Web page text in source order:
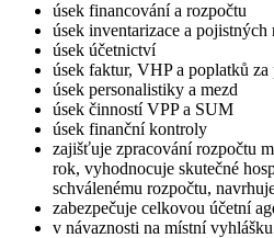
úsek financování a rozpočtu
úsek inventarizace a pojistných
úsek účetnictví
úsek faktur, VHP a poplatků za
úsek personalistiky a mezd
úsek činností VPP a SUM
úsek finanční kontroly
zajišťuje zpracování rozpočtu
rok, vyhodnocuje skutečné
schválenému rozpočtu,
zabezpečuje celkovou účetní
v návaznosti na místní